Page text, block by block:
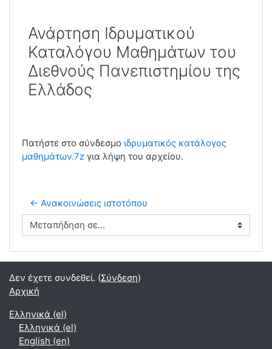
Ανάρτηση Ιδρυματικού
Καταλόγου Μαθημάτων του
Διεθνούς Πανεπιστημίου της
Ελλάδος
Πατήστε στο σύνδεσμο ιδρυματικός κατάλογος
μαθημάτων.7z για λήψη του αρχείου.
← Ανακοινώσεις ιστοτόπου
Μεταπήδηση σε...
Δεν έχετε συνδεθεί. (Σύνδεση)
Αρχική
Ελληνικά ‎(el)‎
Ελληνικά ‎(el)‎
English ‎(en)‎